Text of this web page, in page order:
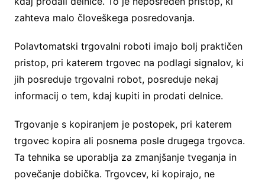
zahteva malo človeškega posredovanja.
Polavtomatski trgovalni roboti imajo bolj praktičen
pristop, pri katerem trgovec na podlagi signalov, ki
jih posreduje trgovalni robot, posreduje nekaj
informacij o tem, kdaj kupiti in prodati delnice.
Trgovanje s kopiranjem je postopek, pri katerem
trgovec kopira ali posnema posle drugega trgovca.
Ta tehnika se uporablja za zmanjšanje tveganja in
povečanje dobička. Trgovcev, ki kopirajo, ne